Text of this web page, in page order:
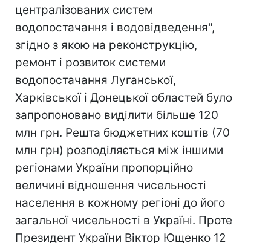
централізованих систем
водопостачання і водовідведення",
згідно з якою на реконструкцію,
ремонт і розвиток системи
водопостачання Луганської,
Харківської і Донецької областей було
запропоновано виділити більше 120
млн грн. Решта бюджетних коштів (70
млн грн) розподіляється між іншими
регіонами України пропорційно
величині відношення чисельності
населення в кожному регіоні до його
загальної чисельності в Україні. Проте
Президент України Віктор Ющенко 12